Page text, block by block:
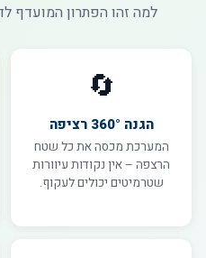
למה זהו הפתרון המועדף
🔄
הגנה 360° רציפה
המערכת מכסה את כל שטח
הרצפה – אין נקודות עיוורות
שטרמיטים יכולים לעקוף.